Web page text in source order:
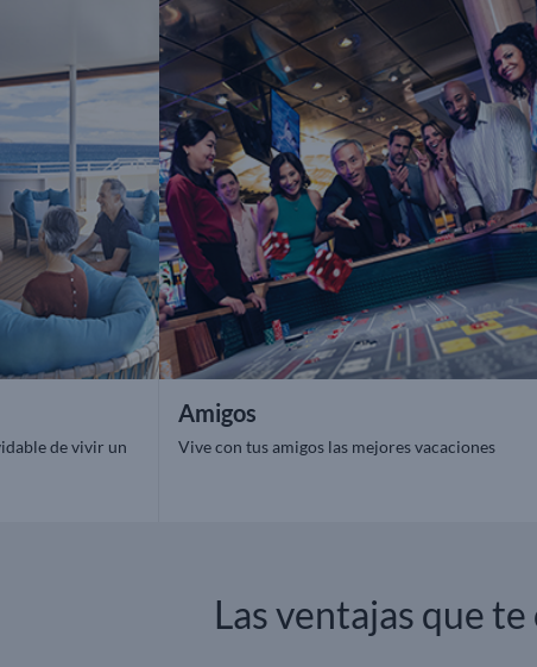
de vivir un
Amigos
Vive con tus amigos las mejores vacaciones
Las ventajas que